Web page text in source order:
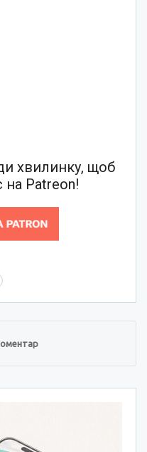
хвилинку, щоб
на Patreon!